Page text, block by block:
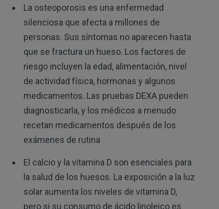
La osteoporosis es una enfermedad
silenciosa que afecta a millones de
personas. Sus síntomas no aparecen hasta
que se fractura un hueso. Los factores de
riesgo incluyen la edad, alimentación, nivel
de actividad física, hormonas y algunos
medicamentos. Las pruebas DEXA pueden
diagnosticarla, y los médicos a menudo
recetan medicamentos después de los
exámenes de rutina
El calcio y la vitamina D son esenciales para
la salud de los huesos. La exposición a la luz
solar aumenta los niveles de vitamina D,
pero si su consumo de ácido linoleico es